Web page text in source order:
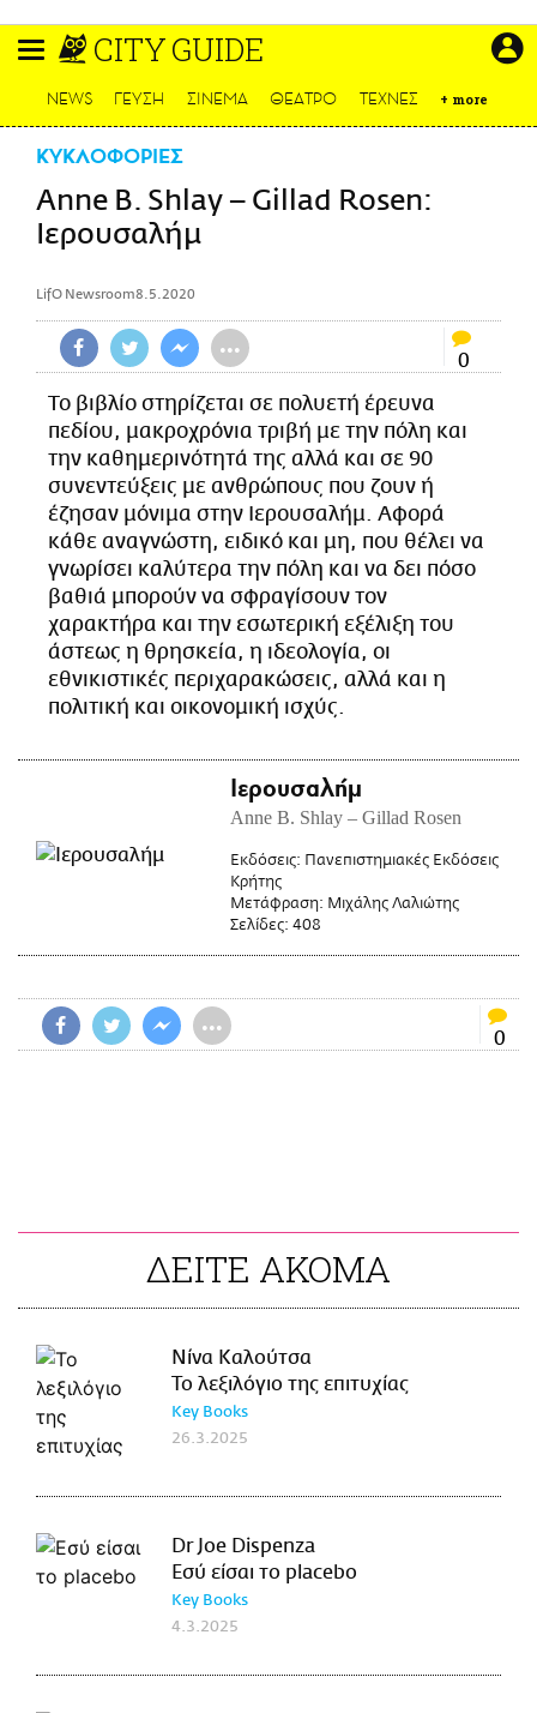
περιεχόμενο
CITY GUIDE
LIFO SHOP
NEWSLETTER
ΜΙΚΡΟΠΡΑΓΜΑΤΑ
THE GOOD LIFO
LIFOLAND
CITY GUIDE
ΑΜΠΑ
PRINT
ΕΙΔΗΣΕΙΣ
CULTURE
ΑΠΟΨΕΙΣ
ΤΡΟΠΟΣ ΖΩΗΣ
PODCASTS
NEWS ΓΕΥΣΗ ΣΙΝΕΜΑ ΘΕΑΤΡΟ ΤΕΧΝΕΣ + more
ΚΥΚΛΟΦΟΡΙΕΣ
Anne B. Shlay – Gillad Rosen:
Ιερουσαλήμ
LifO Newsroom8.5.2020
•••
0
Το βιβλίο στηρίζεται σε πολυετή έρευνα
πεδίου, μακροχρόνια τριβή με την πόλη και
την καθημερινότητά της αλλά και σε 90
συνεντεύξεις με ανθρώπους που ζουν ή
έζησαν μόνιμα στην Ιερουσαλήμ. Αφορά
κάθε αναγνώστη, ειδικό και μη, που θέλει να
γνωρίσει καλύτερα την πόλη και να δει πόσο
βαθιά μπορούν να σφραγίσουν τον
χαρακτήρα και την εσωτερική εξέλιξη του
άστεως η θρησκεία, η ιδεολογία, οι
εθνικιστικές περιχαρακώσεις, αλλά και η
πολιτική και οικονομική ισχύς.
Ιερουσαλήμ
Anne B. Shlay – Gillad Rosen
Εκδόσεις:
Πανεπιστημιακές Εκδόσεις
Κρήτης
Μετάφραση: Μιχάλης Λαλιώτης
Σελίδες: 408
•••
0
ΔΕΙΤΕ ΑΚΟΜΑ
Νίνα Καλούτσα
Το λεξιλόγιο της επιτυχίας
Key Books
26.3.2025
Dr Joe Dispenza
Εσύ είσαι το placebo
Key Books
4.3.2025